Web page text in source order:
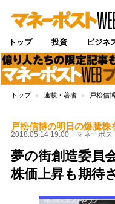
トップ 投資 ビジネ
トップ 連載・著者 戸松信
戸松信博の明日の爆騰株
2018.05.14 19:00 マネーポス
夢の街創造委員
株価上昇も期待